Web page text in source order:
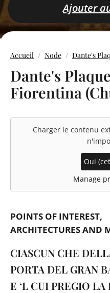
Ajouter
Accueil Node Dante's
Dante's
Fiorentina
Charger le contenu
Oui
Manage
POINTS OF INTEREST
ARCHITECTURES AND
CIASCUN CHE
PORTA DEL GRAN
E ‘L CUI PREGIO